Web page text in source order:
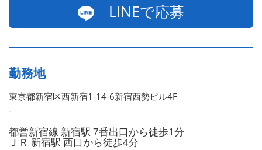
LINEで応募
勤務地
東京都新宿区西新宿1-14-6新宿西勢ビル4F
-
都営新宿線 新宿駅 7番出口から徒歩1分
ＪＲ 新宿駅 西口から徒歩4分